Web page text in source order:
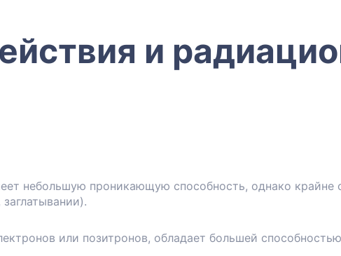
и
небольшую проникающую способность, однако крайне
или позитронов, обладает большей